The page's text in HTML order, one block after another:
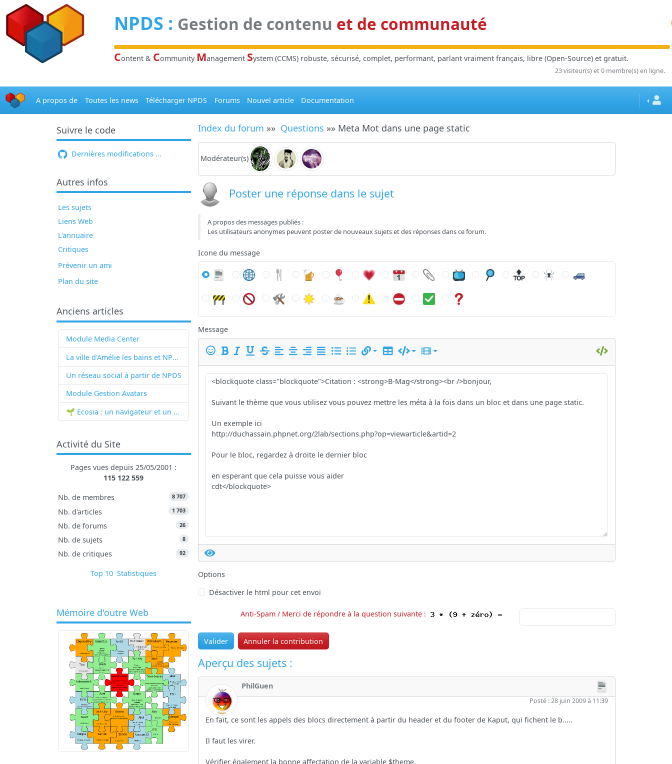
NPDS : Gestion de contenu et de communauté
Content & Community Management System (CCMS) robuste, sécurisé, complet, performant, parlant vraiment français, libre (Open-Source) et gratuit.
23 visiteur(s) et 0 membre(s) en ligne.
A propos de Toutes les news Télécharger NPDS Forums Nouvel article Documentation
Suivre le code
Dernières modifications ...
Autres infos
Les sujets
Liens Web
L'annuaire
Critiques
Prévenir un ami
Plan du site
Anciens articles
Module Media Center
La ville d'Amélie les bains et NPDS
Un réseau social à partir de NPDS
Module Gestion Avatars
🌱 Ecosia : un navigateur et un moteur de recherche qui plantent des arbres !...
Activité du Site
Pages vues depuis 25/05/2001 :
115 122 559
Nb. de membres 8 707
Nb. d'articles 1 703
Nb. de forums 26
Nb. de sujets 8
Nb. de critiques 92
Top 10 Statistiques
Mémoire d'outre Web
Index du forum »» Questions »» Meta Mot dans une page static
Modérateur(s)
Poster une réponse dans le sujet
A propos des messages publiés :
Les utilisateurs anonymes peuvent poster de nouveaux sujets et des réponses dans ce forum.
Icone du message
Message
Options
Désactiver le html pour cet envoi
Anti-Spam / Merci de répondre à la question suivante :
Valider Annuler la contribution
Aperçu des sujets :
PhilGuen
Posté : 28 juin 2009 à 11:39
En fait, ce sont les appels des blocs directement à partir du header et du footer de Kaput, qui fichent le b.....
Il faut les virer.
Vérifier également la bonne affectation de la variable $theme.
Panneau de gestion des cookies